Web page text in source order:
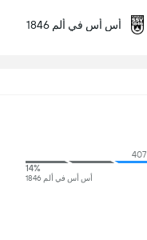
أس أس في ألم 1846
14%
أس أس في ألم 1846